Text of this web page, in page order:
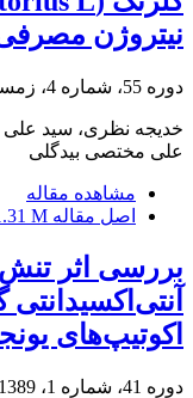
نیتروژن
دوره 55، شماره 4، زمستان 1403، صفحه
خدیجه نظری، سید علی
علی مختصی بیدگلی
مشاهده مقاله
اصل مقاله M
بررسی اثر
اکوتیپ‌های
دوره 41، شماره 1، 1389